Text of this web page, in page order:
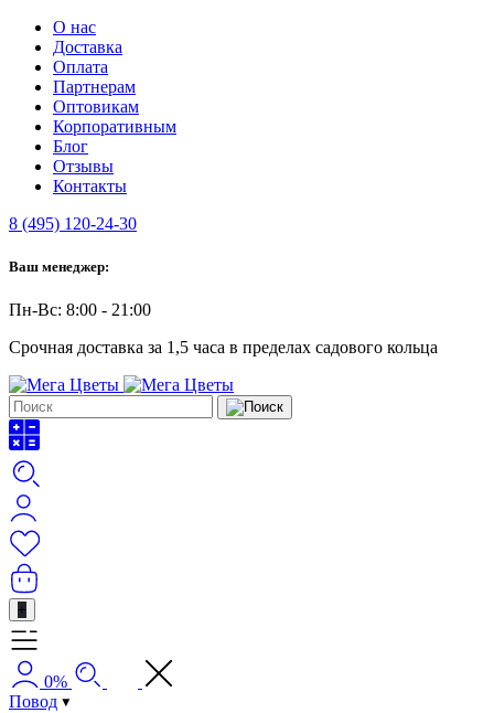
О нас
Доставка
Оплата
Партнерам
Оптовикам
Корпоративным
Блог
Отзывы
Контакты
8 (495) 120-24-30
Ваш менеджер:
Пн-Вс: 8:00 - 21:00
Срочная доставка за 1,5 часа в пределах садового кольца
+
0%
Повод